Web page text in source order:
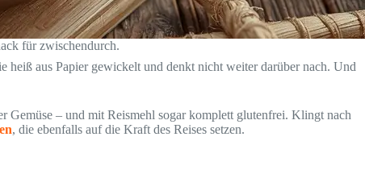
für zwischendurch.
heiß aus Papier gewickelt und denkt nicht weiter darüber nach. Und
– und mit Reismehl sogar komplett glutenfrei. Klingt nach
, die ebenfalls auf die Kraft des Reises setzen.